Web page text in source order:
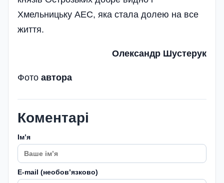
Хмельницьку АЕС, яка стала долею на все
життя.
Олександр Шустерук
Фото автора
Коментарі
Імʼя
E-mail (необовʼязково)